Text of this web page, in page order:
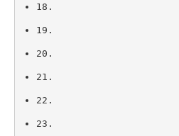
18.
19.
20.
21.
22.
23.